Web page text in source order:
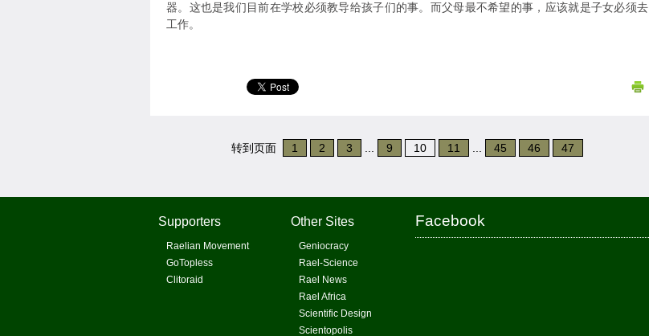
器。这也是我们目前在学校必须教导给孩子们的事。而父母最不希望的事，应该就是子女必须去
工作。
转到页面 1 2 3 9 10 11 45 46 47
Supporters
Raelian Movement
GoTopless
Clitoraid
Other Sites
Geniocracy
Rael-Science
Rael News
Rael Africa
Scientific Design
Scientopolis
Facebook